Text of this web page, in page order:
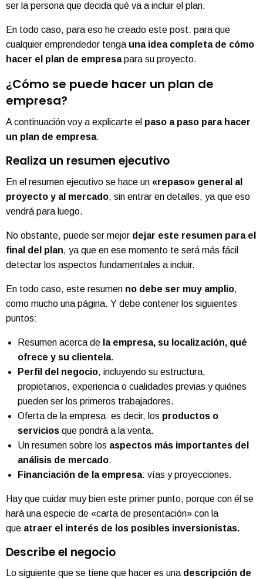
ser la persona que decida qué va a incluir el plan.
En todo caso, para eso he creado este post: para que
cualquier emprendedor tenga una idea completa de cómo
hacer el plan de empresapara su proyecto.
¿Cómo se puede hacer un plan de
empresa?
A continuación voy a explicarte el paso a paso para hacer
un plan de empresa:
Realiza un resumen ejecutivo
En el resumen ejecutivo se hace un «repaso» general al
proyecto y al mercado, sin entrar en detalles, ya que eso
vendrá para luego.
No obstante, puede ser mejor dejar este resumen para el
final del plan, ya que en ese momento te será más fácil
detectar los aspectos fundamentales a incluir.
En todo caso, este resumen no debe ser muy amplio,
como mucho una página. Y debe contener los siguientes
puntos:
Resumen acerca de la empresa, su localización, qué
ofrece y su clientela.
Perfil del negocio, incluyendo su estructura,
propietarios, experiencia o cualidades previas y quiénes
pueden ser los primeros trabajadores.
Oferta de la empresa: es decir, los productos o
servicios que pondrá a la venta.
Un resumen sobre los aspectos más importantes del
análisis de mercado.
Financiación de la empresa: vías y proyecciones.
Hay que cuidar muy bien este primer punto, porque con él se
hará una especie de «carta de presentación» con la
que atraer el interés de los posibles inversionistas.
Describe el negocio
Lo siguiente que se tiene que hacer es una descripción de